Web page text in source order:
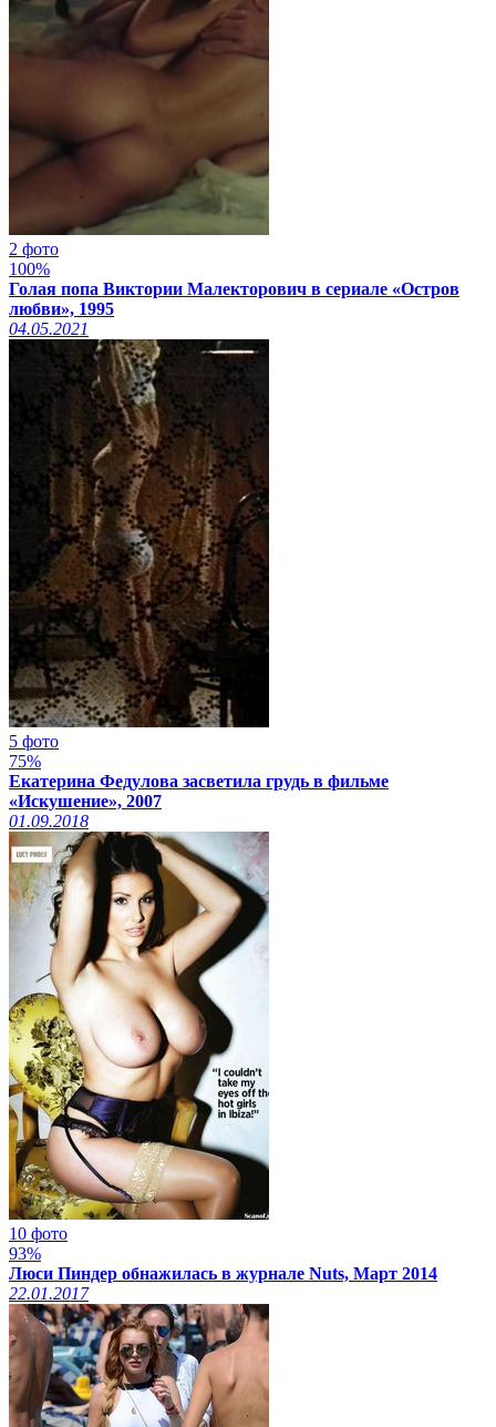
2 фото
100%
Голая попа Виктории Малекторович в сериале «Остров
любви», 1995
04.05.2021
5 фото
75%
Екатерина Федулова засветила грудь в фильме
«Искушение», 2007
01.09.2018
10 фото
93%
Люси Пиндер обнажилась в журнале Nuts, Март 2014
22.01.2017